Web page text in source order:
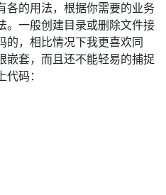
各的用法，根据你需要的业务
。一般创建目录或删除文件接
的，相比情况下我更喜欢同
嵌套，而且还不能轻易的捕捉
码：